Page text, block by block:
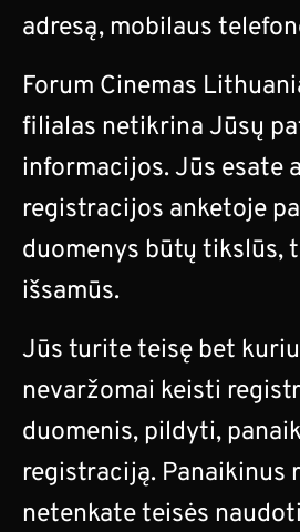
adresą, mobilaus
Forum Cinemas
filialas netikrina Jūsų
informacijos. Jūs esate
registracijos anketoje
duomenys būtų tikslūs,
išsamūs.
Jūs turite teisę bet
nevaržomai keisti
duomenis, pildyti,
registraciją. Panaikinus
netenkate teisės